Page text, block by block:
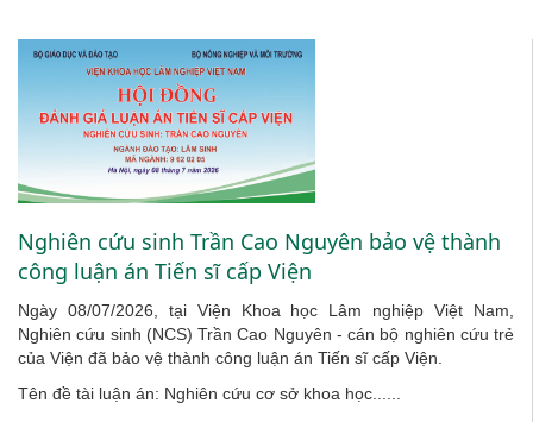
Nghiên cứu sinh Trần Cao Nguyên bảo vệ thành
công luận án Tiến sĩ cấp Viện
Ngày 08/07/2026, tại Viện Khoa học Lâm nghiệp Việt Nam,
Nghiên cứu sinh (NCS) Trần Cao Nguyên - cán bộ nghiên cứu trẻ
của Viện đã bảo vệ thành công luận án Tiến sĩ cấp Viện.
Tên đề tài luận án: Nghiên cứu cơ sở khoa học......